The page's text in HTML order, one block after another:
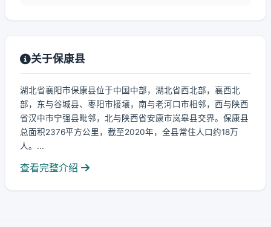
关于保康县
湖北省襄阳市保康县位于中国中部，湖北省西北部，襄西北
部，东与谷城县、枣阳市接壤，南与老河口市相邻，西与陕西
省汉中市宁强县毗邻，北与陕西省安康市岚皋县交界。保康县
总面积2376平方公里，截至2020年，全县常住人口约18万
人。...
查看完整介绍